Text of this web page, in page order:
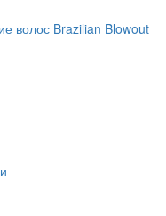
волос Brazilian Blowout